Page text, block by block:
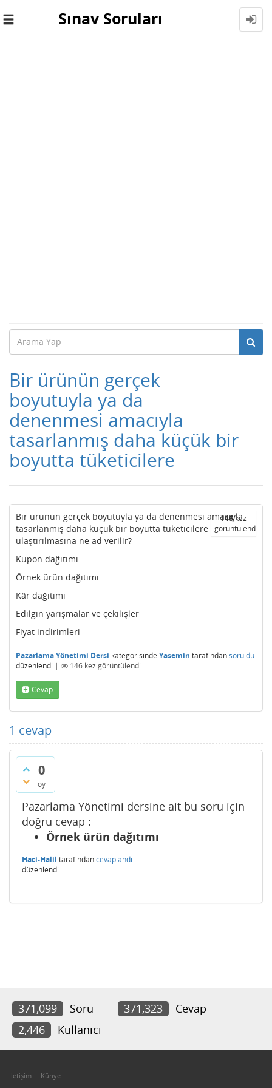
Toggle
Sınav Soruları
Bir ürünün gerçek
boyutuyla ya da
denenmesi amacıyla
tasarlanmış daha küçük bir
boyutta tüketicilere
146kez
görüntülendi
Bir ürünün gerçek boyutuyla ya da denenmesi amacıyla
tasarlanmış daha küçük bir boyutta tüketicilere
ulaştırılmasına ne ad verilir?
Kupon dağıtımı
Örnek ürün dağıtımı
Kâr dağıtımı
Edilgin yarışmalar ve çekilişler
Fiyat indirimleri
Pazarlama Yönetimi Dersi kategorisinde Yasemin tarafındansoruldu
düzenlendi | 146 kez görüntülendi
Cevap
1 cevap
0
oy
Pazarlama Yönetimi dersine ait bu soru için
doğru cevap :
Örnek ürün dağıtımı
Haci-Halil tarafındancevaplandı
düzenlendi
371,099 Soru 371,323
Cevap
2,446
Kullanıcı
İletişim Künye